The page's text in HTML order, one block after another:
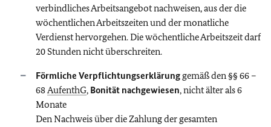
verbindliches Arbeitsangebot nachweisen, aus der die
wöchentlichen Arbeitszeiten und der monatliche
Verdienst hervorgehen. Die wöchentliche Arbeitszeit darf
20 Stunden nicht überschreiten.
Förmliche Verpflichtungserklärung gemäß den §§ 66 –
68AufenthG, Bonität nachgewiesen, nicht älter als 6
Monate
Den Nachweis über die Zahlung der gesamten